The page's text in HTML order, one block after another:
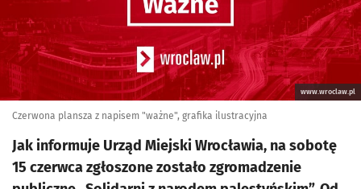
www.wroclaw.pl
Czerwona plansza z napisem "ważne", grafika ilustracyjna
Jak informuje Urząd Miejski Wrocławia, na sobotę
15 czerwca zgłoszone zostało zgromadzenie